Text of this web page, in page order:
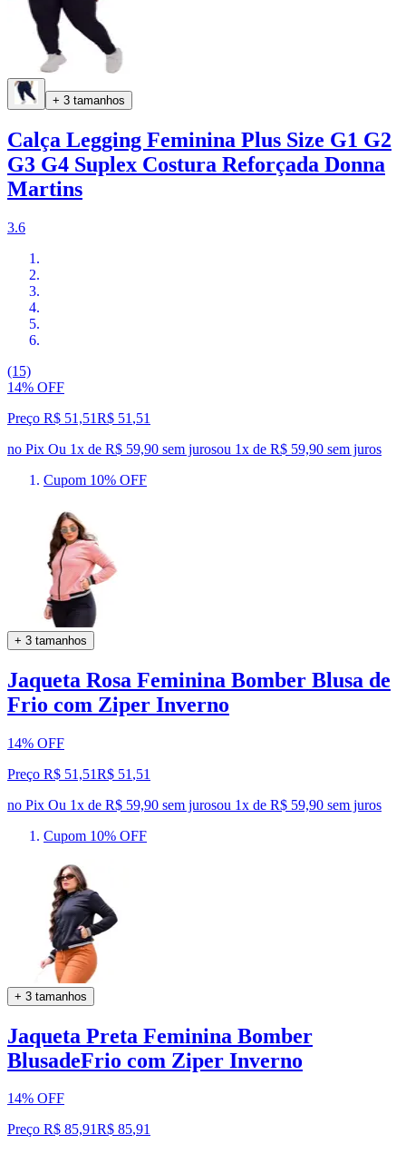
+ 3 tamanhos
Calça Legging Feminina Plus Size G1 G2
G3 G4 Suplex Costura Reforçada Donna
Martins
3.6
(15)
14% OFF
Preço R$ 51,51R$ 51 ,51
no Pix Ou 1x de R$ 59,90 sem jurosou 1x de R$ 59,90 sem juros
Cupom 10% OFF
+ 3 tamanhos
Jaqueta Rosa Feminina Bomber Blusa de
Frio com Ziper Inverno
14% OFF
Preço R$ 51,51R$ 51 ,51
no Pix Ou 1x de R$ 59,90 sem jurosou 1x de R$ 59,90 sem juros
Cupom 10% OFF
+ 3 tamanhos
Jaqueta Preta Feminina Bomber
BlusadeFrio com Ziper Inverno
14% OFF
Preço R$ 85,91R$ 85,91